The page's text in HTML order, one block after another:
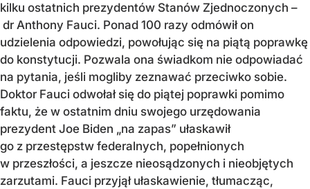
kilku ostatnich prezydentów Stanów Zjednoczonych –
dr Anthony Fauci. Ponad 100 razy odmówił on
udzielenia odpowiedzi, powołując się na piątą poprawkę
do konstytucji. Pozwala ona świadkom nie odpowiadać
na pytania, jeśli mogliby zeznawać przeciwko sobie.
Doktor Fauci odwołał się do piątej poprawki pomimo
faktu, że w ostatnim dniu swojego urzędowania
prezydent Joe Biden „na zapas” ułaskawił
go z przestępstw federalnych, popełnionych
w przeszłości, a jeszcze nieosądzonych i nieobjętych
zarzutami. Fauci przyjął ułaskawienie, tłumacząc,